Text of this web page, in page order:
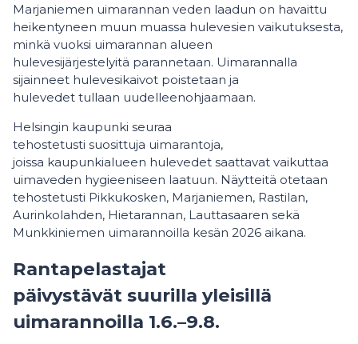
Marjaniemen uimarannan veden laadun on havaittu
heikentyneen muun muassa hulevesien vaikutuksesta,
minkä vuoksi uimarannan alueen
hulevesijärjestelyitä parannetaan. Uimarannalla
sijainneet hulevesikaivot poistetaan ja
hulevedet tullaan uudelleenohjaamaan.
Helsingin kaupunki seuraa
tehostetusti suosittuja uimarantoja,
joissa kaupunkialueen hulevedet saattavat vaikuttaa
uimaveden hygieeniseen laatuun. Näytteitä otetaan
tehostetusti Pikkukosken, Marjaniemen, Rastilan,
Aurinkolahden, Hietarannan, Lauttasaaren sekä
Munkkiniemen uimarannoilla kesän 2026 aikana.
Rantapelastajat
päivystävät suurilla yleisillä
uimarannoilla 1.6.–9.8.